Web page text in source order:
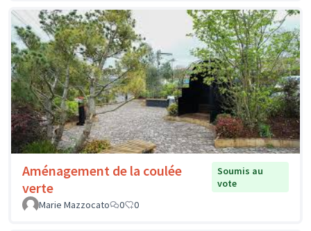
Aménagement de la coulée
verte
Soumis au
vote
Marie Mazzocato
0 0